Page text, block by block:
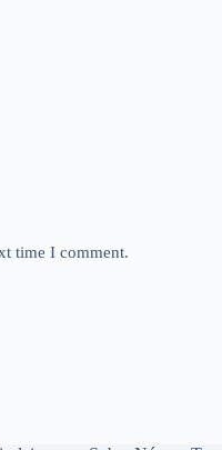
time I comment.